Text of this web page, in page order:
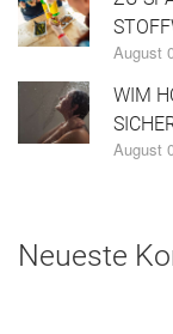
August
WIM
August
Neueste